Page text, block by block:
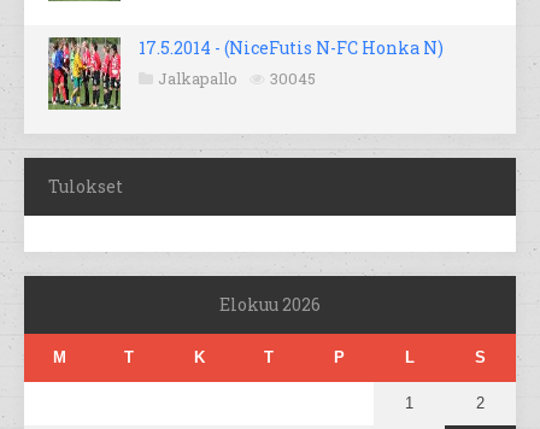
17.5.2014 - (NiceFutis N-FC Honka N)
Jalkapallo 30045
Tulokset
Elokuu 2026
M T K T P L S
1 2